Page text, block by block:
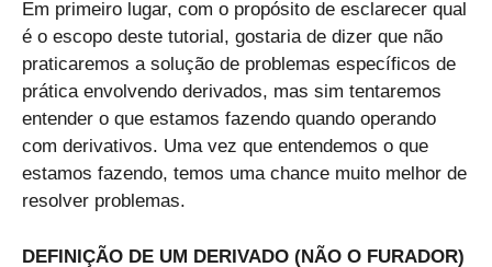
Em primeiro lugar, com o propósito de esclarecer qual
é o escopo deste tutorial, gostaria de dizer que não
praticaremos a solução de problemas específicos de
prática envolvendo derivados, mas sim tentaremos
entender o que estamos fazendo quando operando
com derivativos. Uma vez que entendemos o que
estamos fazendo, temos uma chance muito melhor de
resolver problemas.
DEFINIÇÃO DE UM DERIVADO (NÃO O FURADOR)